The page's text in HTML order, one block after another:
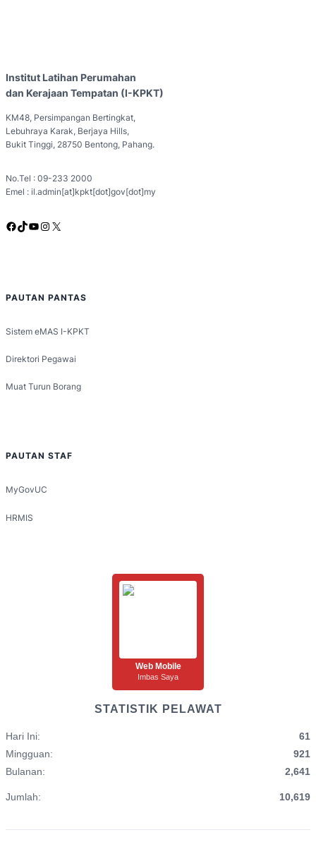
Institut Latihan Perumahan
dan Kerajaan Tempatan (I-KPKT)
KM48, Persimpangan Bertingkat,
Lebuhraya Karak, Berjaya Hills,
Bukit Tinggi, 28750 Bentong, Pahang.
No.Tel : 09-233 2000
Emel : il.admin[at]kpkt[dot]gov[dot]my
Facebook TikTok YouTube Instagram X
PAUTAN PANTAS
Sistem eMAS I-KPKT
Direktori Pegawai
Muat Turun Borang
PAUTAN STAF
MyGovUC
HRMIS
Web Mobile
Imbas Saya
STATISTIK PELAWAT
Hari Ini:
61
Mingguan:
921
Bulanan:
2,641
Jumlah: 10,619